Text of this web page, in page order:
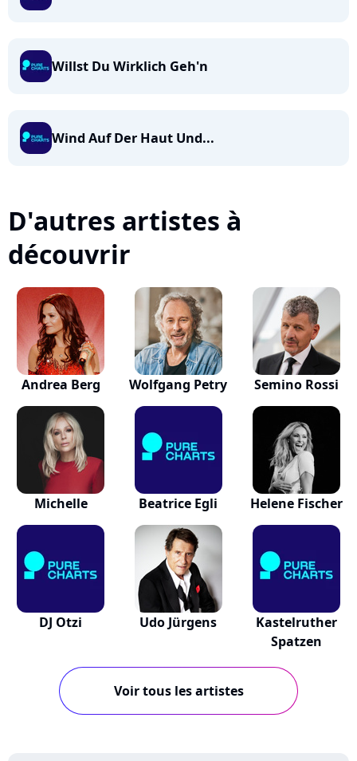
Willst Du Wirklich Geh'n
Wind Auf Der Haut Und...
D'autres artistes à
découvrir
Andrea Berg Wolfgang Petry Semino Rossi
Michelle Beatrice Egli Helene Fischer
DJ Otzi Udo Jürgens
Kastelruther
Spatzen
Voir tous les artistes